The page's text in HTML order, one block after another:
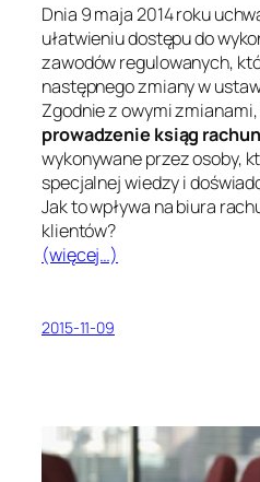
Dnia 9 maja 2014 roku
ułatwieniu dostępu do
zawodów regulowanych,
następnego zmiany w
Zgodnie z owymi zmianami,
prowadzenie ksiąg
wykonywane przez osoby,
specjalnej wiedzy i
Jak to wpływa na biura
klientów?
(więcej…)
2015-11-09